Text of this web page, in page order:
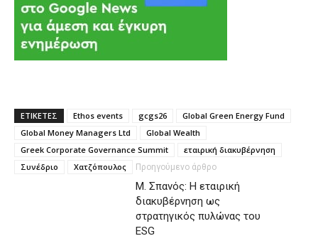
ΕΤΙΚΕΤΕΣ Ethos events gcgs26
Global Green Energy Fund
Global Money Managers Ltd
Global Wealth
Greek Corporate Governance Summit
εταιρική διακυβέρνηση
Συνέδριο
Χατζόπουλος Προηγούμενο άρθρο
Μ. Σπανός: Η εταιρική
διακυβέρνηση ως
στρατηγικός πυλώνας του
ESG